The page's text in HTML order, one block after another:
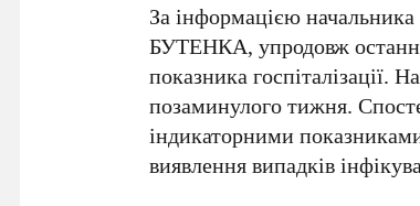
За інформацією начальника
БУТЕНКА, упродовж
показника госпіталізації.
позаминулого тижня.
індикаторними
виявлення випадків